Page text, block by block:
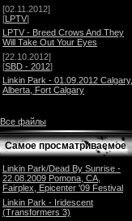
[02.11.2012]
[LPTV]
LPTV - Breed Crows And They
Will Take Out Your Eyes
[22.10.2012]
[SBD - 2012]
Linkin Park - 01.09.2012 Calgary,
Alberta, Fort Calgary
Все файлы
Самое просматриваемое
Linkin Park/Dead By Sunrise -
22.08.2009 Pomona, CA,
Fairplex, Epicenter '09 Festival
Linkin Park - Iridescent
(Transformers 3)